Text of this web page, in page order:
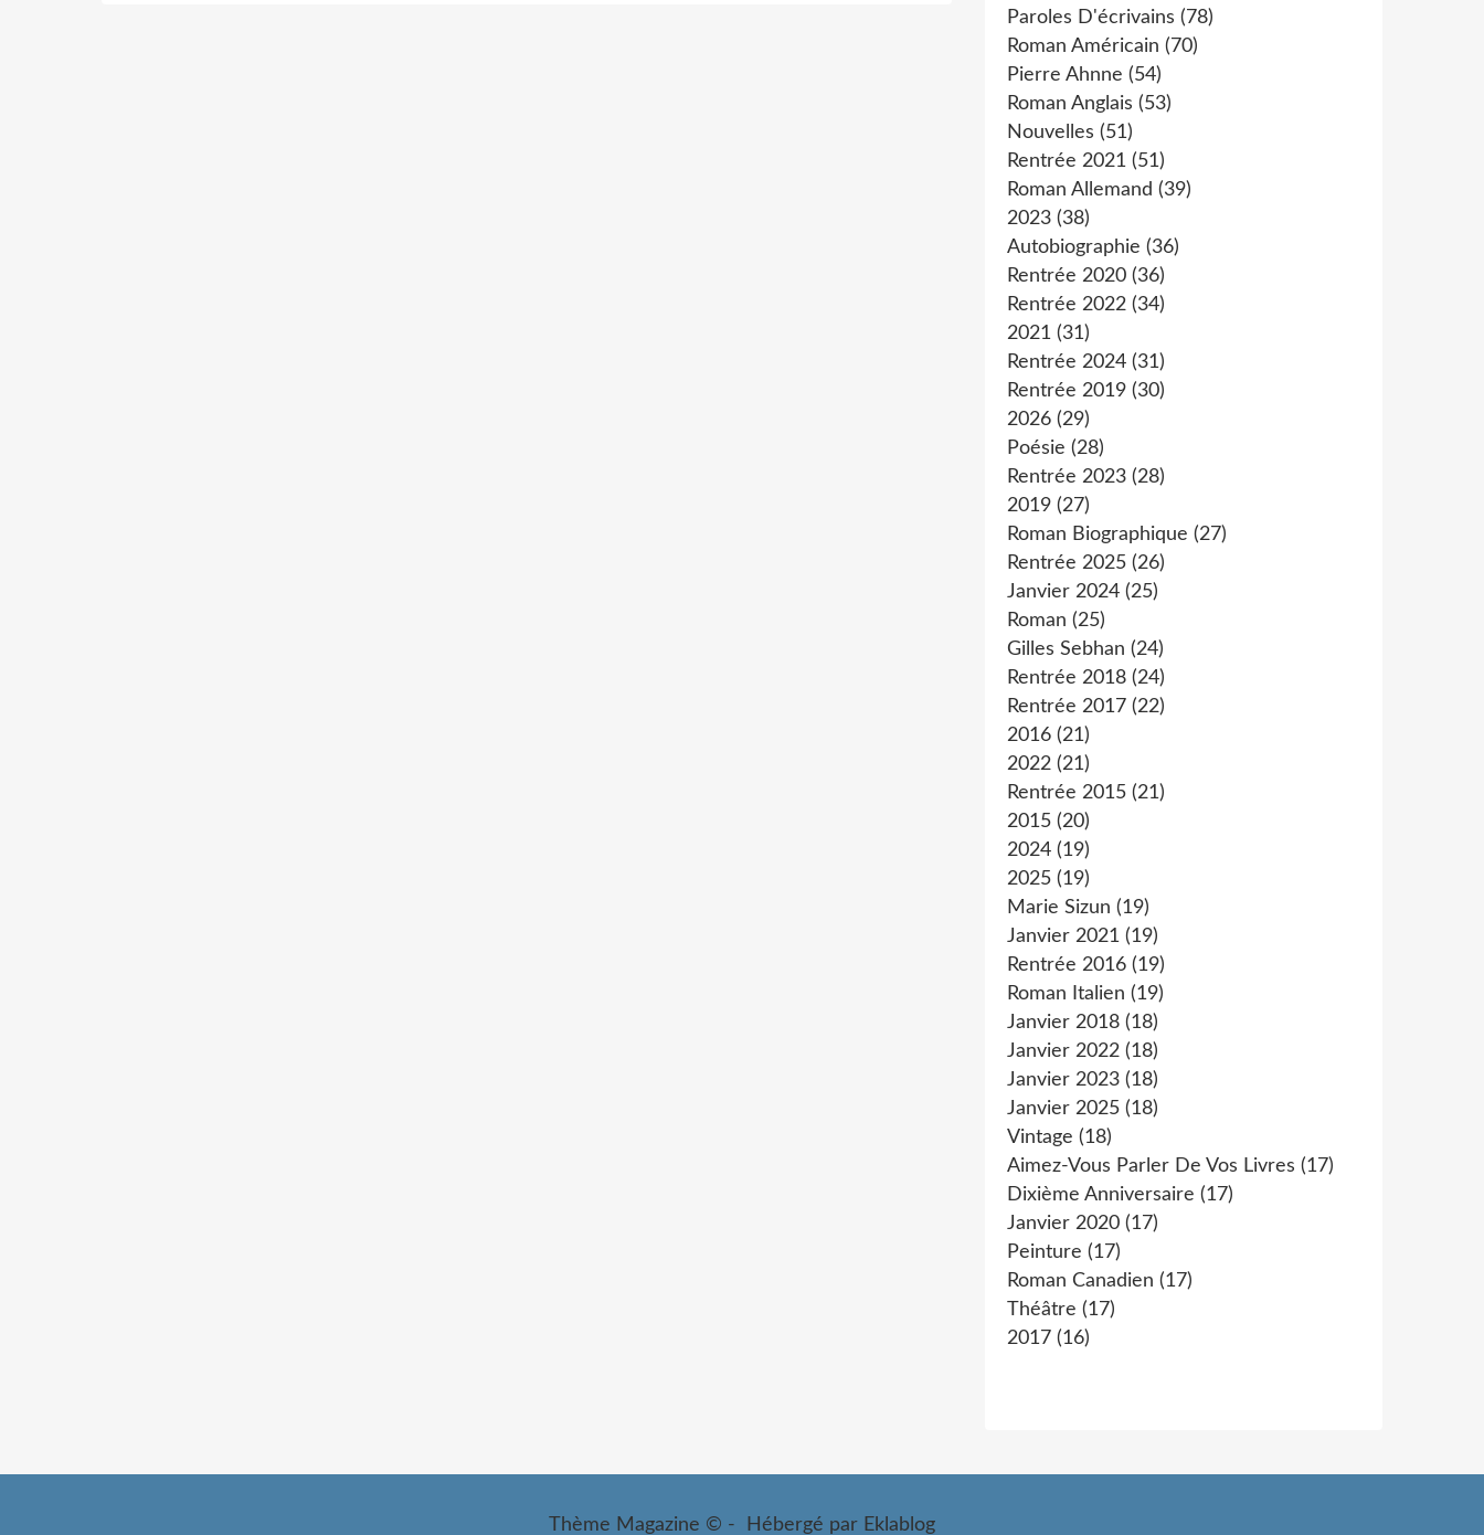
Paroles D'écrivains (78)
Roman Américain (70)
Pierre Ahnne (54)
Roman Anglais (53)
Nouvelles (51)
Rentrée 2021 (51)
Roman Allemand (39)
2023 (38)
Autobiographie (36)
Rentrée 2020 (36)
Rentrée 2022 (34)
2021 (31)
Rentrée 2024 (31)
Rentrée 2019 (30)
2026 (29)
Poésie (28)
Rentrée 2023 (28)
2019 (27)
Roman Biographique (27)
Rentrée 2025 (26)
Janvier 2024 (25)
Roman (25)
Gilles Sebhan (24)
Rentrée 2018 (24)
Rentrée 2017 (22)
2016 (21)
2022 (21)
Rentrée 2015 (21)
2015 (20)
2024 (19)
2025 (19)
Marie Sizun (19)
Janvier 2021 (19)
Rentrée 2016 (19)
Roman Italien (19)
Janvier 2018 (18)
Janvier 2022 (18)
Janvier 2023 (18)
Janvier 2025 (18)
Vintage (18)
Aimez-Vous Parler De Vos Livres (17)
Dixième Anniversaire (17)
Janvier 2020 (17)
Peinture (17)
Roman Canadien (17)
Théâtre (17)
2017 (16)
Thème Magazine © - Hébergé par Eklablog